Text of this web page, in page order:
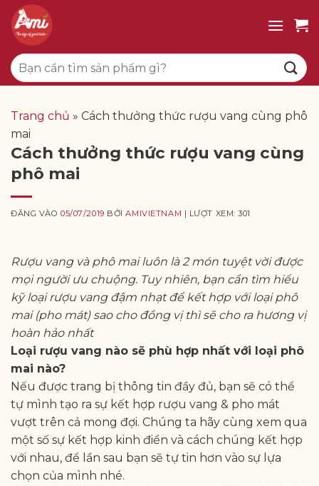
qua
dung
Tìm
kiếm:
Trang chủ » Cách thưởng thức rượu vang cùng phô
mai
Cách thưởng thức rượu vang cùng
phô mai
ĐĂNG VÀO05/07/2019 BỞIAMIVIETNAM | LƯỢT XEM: 301
Rượu vang và phô mai luôn là 2 món tuyệt vời được
mọi người ưu chuộng. Tuy nhiên, bạn cần tìm hiểu
kỹ loại rượu vang đậm nhạt để kết hợp với loại phô
mai (pho mát) sao cho đồng vị thì sẽ cho ra hương vị
hoàn hảo nhất
Loại rượu vang nào sẽ phù hợp nhất với loại phô
mai nào?
Nếu được trang bị thông tin đầy đủ, bạn sẽ có thể
tự mình tạo ra sự kết hợp rượu vang & pho mát
vượt trên cả mong đợi. Chúng ta hãy cùng xem qua
một số sự kết hợp kinh điển và cách chúng kết hợp
với nhau, để lần sau bạn sẽ tự tin hơn vào sự lựa
chọn của mình nhé.